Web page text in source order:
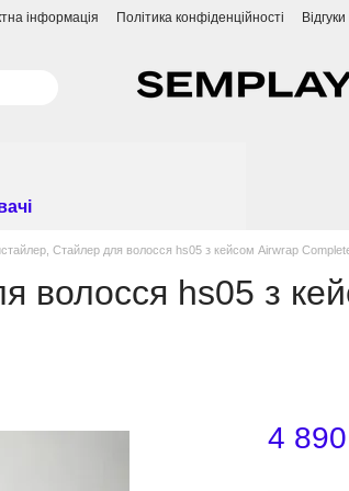
інформація Політика конфіденційності
Стайлер для волосся hs05 з кейсом Airwrap
волосся hs05 з
4